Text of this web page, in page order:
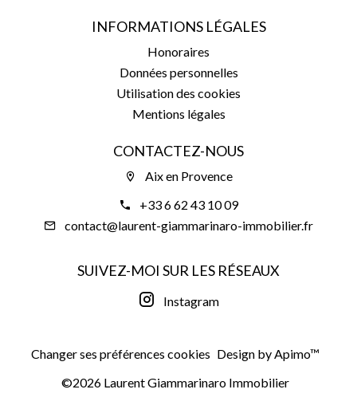
INFORMATIONS LÉGALES
Honoraires
Données personnelles
Utilisation des cookies
Mentions légales
CONTACTEZ-NOUS
Aix en Provence
+33 6 62 43 10 09
contact@laurent-giammarinaro-immobilier.fr
SUIVEZ-MOI SUR LES RÉSEAUX
Instagram
Changer ses préférences cookies Design byApimo™
©2026 Laurent Giammarinaro Immobilier